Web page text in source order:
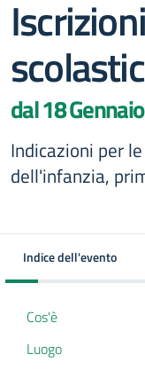
dal 18
Indicazioni per
dell'infanzia,
Indice dell'evento
Cos'è
Luogo